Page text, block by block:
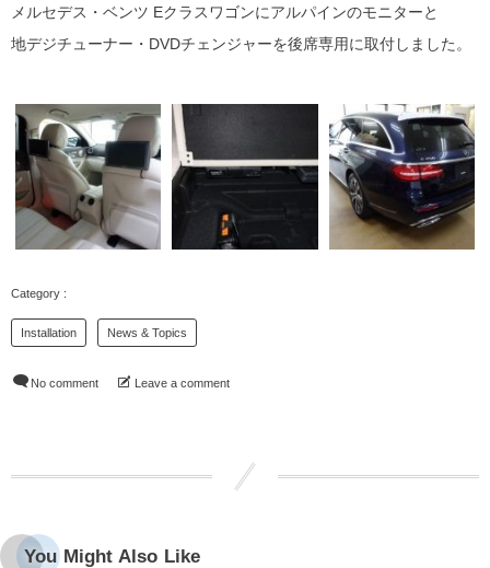
メルセデス・ベンツ Eクラスワゴンにアルパインのモニターと
地デジチューナー・DVDチェンジャーを後席専用に取付しました。
Installation News & Topics
No comment Leave a comment
You Might Also Like